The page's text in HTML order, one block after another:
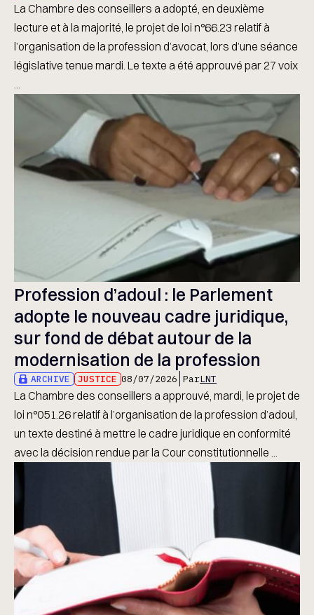
La Chambre des conseillers a adopté, en deuxième
lecture et à la majorité, le projet de loi n°66.23 relatif à
l’organisation de la profession d’avocat, lors d’une séance
législative tenue mardi. Le texte a été approuvé par 27 voix
Profession d’adoul : le Parlement
adopte le nouveau cadre juridique,
sur fond de débat autour de la
modernisation de la profession
ARCHIVE JUSTICE 08/07/2026 ParLNT
La Chambre des conseillers a approuvé, mardi, le projet de
loi n°051.26 relatif à l’organisation de la profession d’adoul,
un texte destiné à mettre le cadre juridique en conformité
avec la décision rendue par la Cour constitutionnelle ...